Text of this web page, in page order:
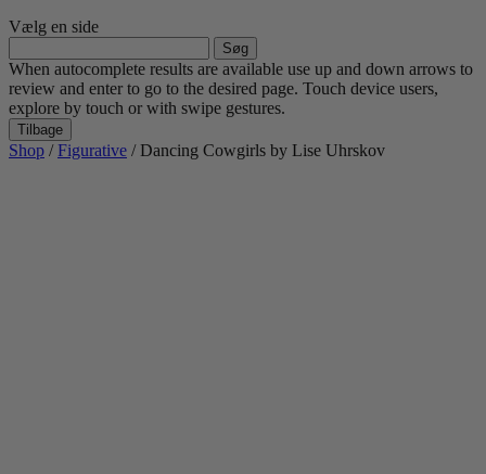
Vælg en side
efter:
When autocomplete results are available use up and down arrows to
review and enter to go to the desired page. Touch device users,
explore by touch or with swipe gestures.
Tilbage
Shop /Figurative / Dancing Cowgirls by Lise Uhrskov